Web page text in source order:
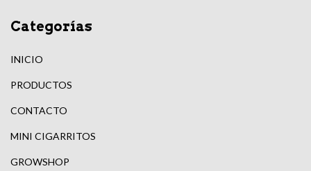
Categorías
INICIO
PRODUCTOS
CONTACTO
MINI CIGARRITOS
GROWSHOP